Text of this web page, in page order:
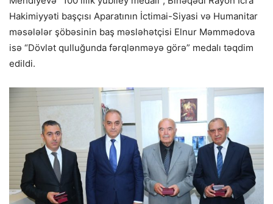
Hakimiyyəti başçısı Aparatının İctimai-Siyasi və Humanitar
məsələlər şöbəsinin baş məsləhətçisi Elnur Məmmədova
isə “Dövlət qulluğunda fərqlənməyə görə” medalı təqdim
edildi.